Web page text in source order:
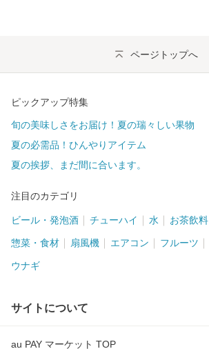
ページトップへ
ピックアップ特集
旬の美味しさをお届け！夏の瑞々しい果物
夏の必需品！ひんやりアイテム
夏の挨拶、まだ間に合います。
注目のカテゴリ
ビール・発泡酒 チューハイ 水 お茶飲料
惣菜・食材 扇風機 エアコン フルーツ
ウナギ
サイトについて
au PAY マーケット TOP